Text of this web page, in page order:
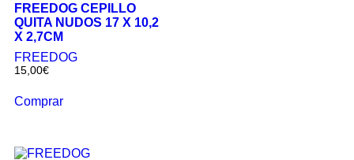
FREEDOG CEPILLO
QUITA NUDOS 17 X 10,2
X 2,7CM
FREEDOG
15,00€
Comprar